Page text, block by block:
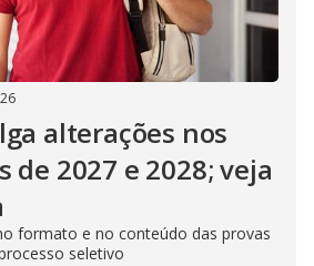
alterações nos
de 2027 e 2028; veja
formato e no conteúdo das provas
seletivo